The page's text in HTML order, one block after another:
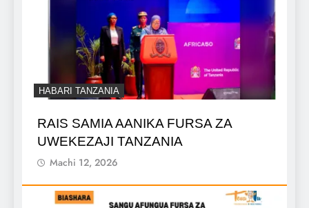
HABARI TANZANIA
RAIS SAMIA AANIKA FURSA ZA
UWEKEZAJI TANZANIA
Machi 12, 2026